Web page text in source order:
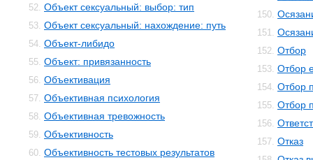
52. Объект сексуальный: выбор: тип
53. Объект сексуальный: нахождение: путь
54. Объект-либидо
55. Объект: привязанность
56. Объективация
57. Объективная психология
58. Объективная тревожность
59. Объективность
60. Объективность тестовых результатов
150.
151.
152. Отбор
153. Отбор
154. Отбор
155. Отбор
156.
157. Отказ